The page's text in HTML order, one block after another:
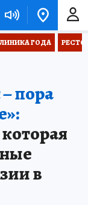
ГОДА
пора
в